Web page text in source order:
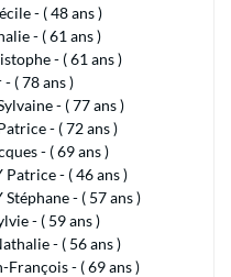
- ( 48 ans )
- ( 61 ans )
- ( 61 ans )
( 78 ans )
- ( 77 ans )
- ( 72 ans )
- ( 69 ans )
Patrice - ( 46 ans )
Stéphane - ( 57 ans )
- ( 59 ans )
- ( 56 ans )
François - ( 69 ans )